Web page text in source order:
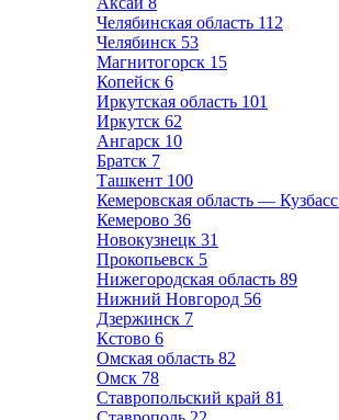
Челябинская область 112
Челябинск 53
Магнитогорск 15
Копейск 6
Иркутская область 101
Иркутск 62
Ангарск 10
Братск 7
Ташкент 100
Кемеровская область — Кузбасс
Кемерово 36
Новокузнецк 31
Прокопьевск 5
Нижегородская область 89
Нижний Новгород 56
Дзержинск 7
Кстово 6
Омская область 82
Омск 78
Ставропольский край 81